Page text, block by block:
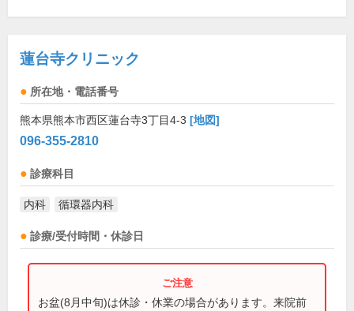
蓮台寺クリニック
所在地・電話番号
熊本県熊本市西区蓮台寺3丁目4-3 [地図]
096-355-2810
診療科目
内科 循環器内科
診療/受付時間・休診日
お盆(8月中旬)は休診・休業の場合があります。来院前